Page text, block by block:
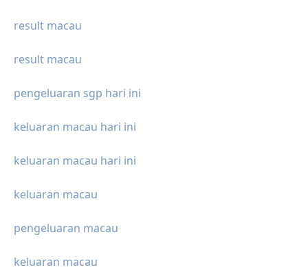
result macau
result macau
pengeluaran sgp hari ini
keluaran macau hari ini
keluaran macau hari ini
keluaran macau
pengeluaran macau
keluaran macau